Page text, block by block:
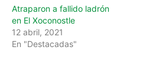
Atraparon a fallido ladrón
en El Xoconostle
12 abril, 2021
En "Destacadas"